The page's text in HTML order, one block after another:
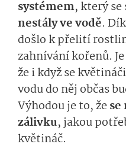
systémem, který se
nestály ve vodě.
došlo k přelití
zahnívání kořenů.
že i když se
vodu do něj občas
Výhodou je to, žese
zálivku, jakou
květináč.